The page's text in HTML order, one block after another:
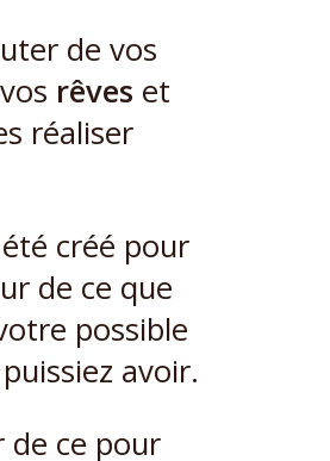
de vos
rêves et
réaliser
créé pour
de ce que
possible
avoir.
de ce pour